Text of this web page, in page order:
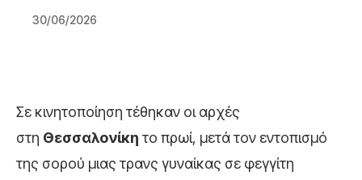
30/06/2026
Σε κινητοποίηση τέθηκαν οι αρχές
στη Θεσσαλονίκητο πρωί, μετά τον εντοπισμό
της σορού μιας τρανς γυναίκας σε φεγγίτη